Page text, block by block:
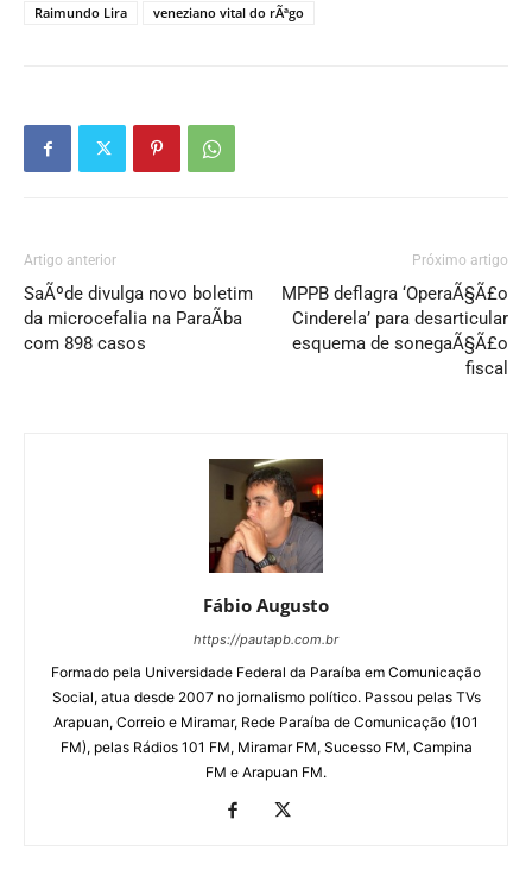
Raimundo Lira
veneziano vital do rÃªgo
Artigo anterior
SaÃºde divulga novo boletim
da microcefalia na ParaÃ­ba
com 898 casos
Próximo artigo
MPPB deflagra ‘OperaÃ§Ã£o
Cinderela’ para desarticular
esquema de sonegaÃ§Ã£o
fiscal
Fábio Augusto
https://pautapb.com.br
Formado pela Universidade Federal da Paraíba em Comunicação
Social, atua desde 2007 no jornalismo político. Passou pelas TVs
Arapuan, Correio e Miramar, Rede Paraíba de Comunicação (101
FM), pelas Rádios 101 FM, Miramar FM, Sucesso FM, Campina
FM e Arapuan FM.